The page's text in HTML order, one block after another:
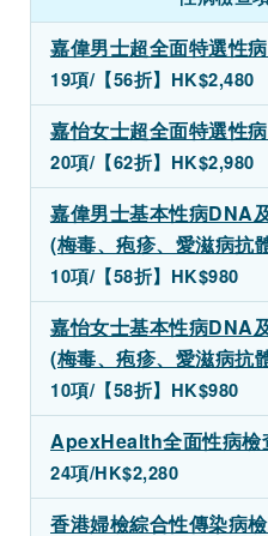
嘉偉男士超全面特選性
19項/【56折】HK$2,480
嘉怡女士超全面特選性
20項/【62折】HK$2,980
嘉偉男士基本性病DNA
(梅毒、疱疹、愛滋病抗
10項/【58折】HK$980
嘉怡女士基本性病DNA
(梅毒、疱疹、愛滋病抗
10項/【58折】HK$980
ApexHealth全面性病檢
24項/HK$2,280
香港婦檢綜合性傳染病